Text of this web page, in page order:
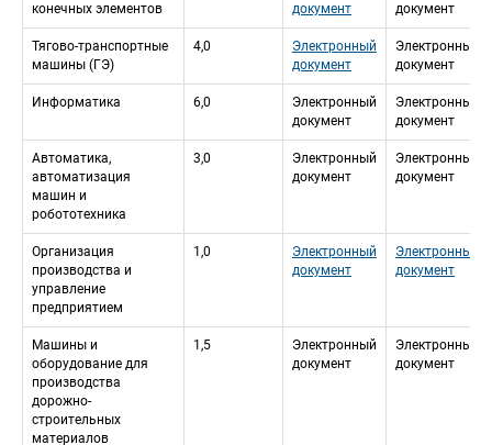
конечных элементов
документ
документ
Тягово-транспортные
машины (ГЭ)
4,0
Электронный
документ
Электронный
документ
Информатика 6,0
Электронный
документ
Электронный
документ
Автоматика,
автоматизация
машин и
робототехника
3,0
Электронный
документ
Электронный
документ
Организация
производства и
управление
предприятием
1,0
Электронный
документ
Электронный
документ
Машины и
оборудование для
производства
дорожно-
строительных
материалов
1,5
Электронный
документ
Электронный
документ